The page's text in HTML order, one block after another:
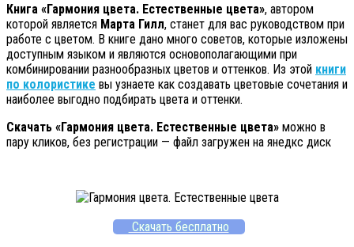
Книга «Гармония цвета. Естественные цвета», автором
которой является Марта Гилл, станет для вас руководством при
работе с цветом. В книге дано много советов, которые изложены
доступным языком и являются основополагающими при
комбинировании разнообразных цветов и оттенков. Из этой книги
по колористике вы узнаете как создавать цветовые сочетания и
наиболее выгодно подбирать цвета и оттенки.
Скачать «Гармония цвета. Естественные цвета» можно в
пару кликов, без регистрации — файл загружен на янедкс диск
Скачать бесплатно